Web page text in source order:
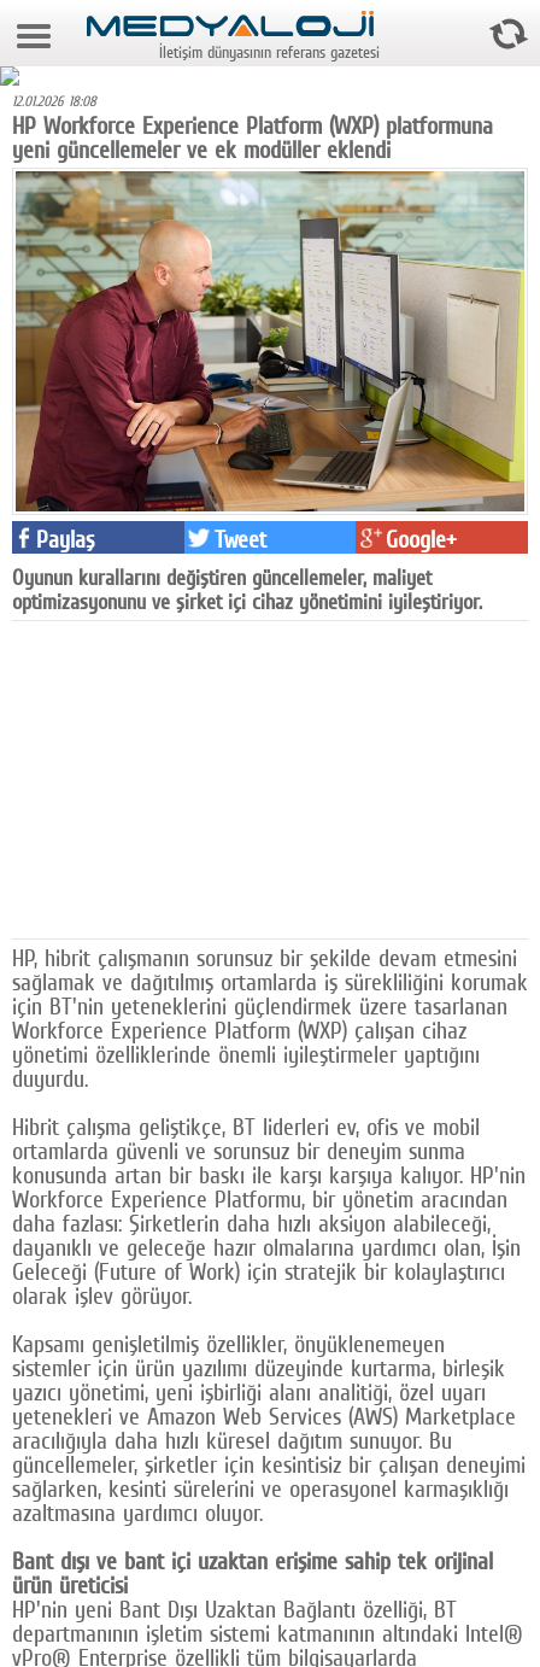
9 Ağustos 2026 3:01:00
Foto Galeri
Video Galeri
Gazeteler
Medya
Reyting-tiraj
Teknoloji
Televizyon
Pr
Facebook
Diziler
SOSYAL MEDYA
Facebook
Twitter
© 2026 TÜM HAKLARI SAKLIDIR
İletişim dünyasının referans gazetesi
12.01.2026 18:08
HP Workforce Experience Platform (WXP) platformuna
yeni güncellemeler ve ek modüller eklendi
Paylaş Tweet Google+
Oyunun kurallarını değiştiren güncellemeler, maliyet
optimizasyonunu ve şirket içi cihaz yönetimini iyileştiriyor.
HP, hibrit çalışmanın sorunsuz bir şekilde devam etmesini
sağlamak ve dağıtılmış ortamlarda iş sürekliliğini korumak
için BT'nin yeteneklerini güçlendirmek üzere tasarlanan
Workforce Experience Platform (WXP) çalışan cihaz
yönetimi özelliklerinde önemli iyileştirmeler yaptığını
duyurdu.
Hibrit çalışma geliştikçe, BT liderleri ev, ofis ve mobil
ortamlarda güvenli ve sorunsuz bir deneyim sunma
konusunda artan bir baskı ile karşı karşıya kalıyor. HP'nin
Workforce Experience Platformu, bir yönetim aracından
daha fazlası: Şirketlerin daha hızlı aksiyon alabileceği,
dayanıklı ve geleceğe hazır olmalarına yardımcı olan, İşin
Geleceği (Future of Work) için stratejik bir kolaylaştırıcı
olarak işlev görüyor.
Kapsamı genişletilmiş özellikler, önyüklenemeyen
sistemler için ürün yazılımı düzeyinde kurtarma, birleşik
yazıcı yönetimi, yeni işbirliği alanı analitiği, özel uyarı
yetenekleri ve Amazon Web Services (AWS) Marketplace
aracılığıyla daha hızlı küresel dağıtım sunuyor. Bu
güncellemeler, şirketler için kesintisiz bir çalışan deneyimi
sağlarken, kesinti sürelerini ve operasyonel karmaşıklığı
azaltmasına yardımcı oluyor.
Bant dışı ve bant içi uzaktan erişime sahip tek orijinal
ürün üreticisi
HP'nin yeni Bant Dışı Uzaktan Bağlantı özelliği, BT
departmanının işletim sistemi katmanının altındaki Intel®
vPro® Enterprise özellikli tüm bilgisayarlarda